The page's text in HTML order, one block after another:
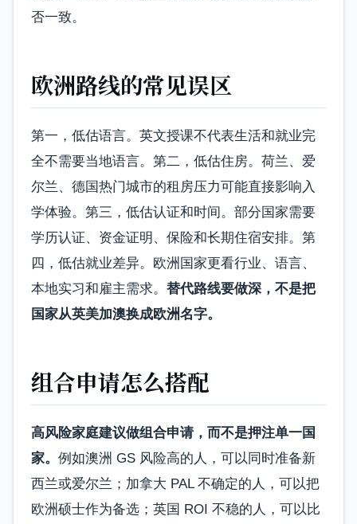
否一致。
欧洲路线的常见误区
第一，低估语言。英文授课不代表生活和就业完
全不需要当地语言。第二，低估住房。荷兰、爱
尔兰、德国热门城市的租房压力可能直接影响入
学体验。第三，低估认证和时间。部分国家需要
学历认证、资金证明、保险和长期住宿安排。第
四，低估就业差异。欧洲国家更看行业、语言、
本地实习和雇主需求。 替代路线要做深，不是把
国家从英美加澳换成欧洲名字。
组合申请怎么搭配
高风险家庭建议做组合申请，而不是押注单一国
家。 例如澳洲 GS 风险高的人，可以同时准备新
西兰或爱尔兰；加拿大 PAL 不确定的人，可以把
欧洲硕士作为备选；英国 ROI 不稳的人，可以比